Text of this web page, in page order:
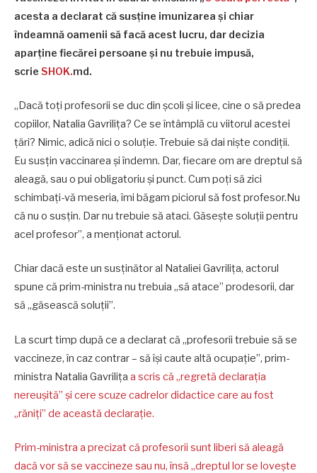
acesta a declarat că susține imunizarea și chiar
îndeamnă oamenii să facă acest lucru, dar decizia
aparține fiecărei persoane și nu trebuie impusă,
scrie SHOK.md.
„Dacă toți profesorii se duc din școli și licee, cine o să predea
copiilor, Natalia Gavrilița? Ce se întâmplă cu viitorul acestei
țări? Nimic, adică nici o soluție. Trebuie să dai niște condiții.
Eu susțin vaccinarea și îndemn. Dar, fiecare om are dreptul să
aleagă, sau o pui obligatoriu și punct. Cum poți să zici
schimbați-vă meseria, îmi băgam piciorul să fost profesor.Nu
că nu o susțin. Dar nu trebuie să ataci. Găsește soluții pentru
acel profesor”, a menționat actorul.
Chiar dacă este un susținător al Nataliei Gavrilița, actorul
spune că prim-ministra nu trebuia „să atace” prodesorii, dar
să „găsească soluții”.
La scurt timp după ce a declarat că „profesorii trebuie să se
vaccineze, în caz contrar – să își caute altă ocupație”, prim-
ministra Natalia Gavrilița a scris că „regretă declarația
nereușită” și cere scuze cadrelor didactice care au fost
„răniți” de această declarație.
Prim-ministra a precizat că profesorii sunt liberi să aleagă
dacă vor să se vaccineze sau nu, însă „dreptul lor se lovește